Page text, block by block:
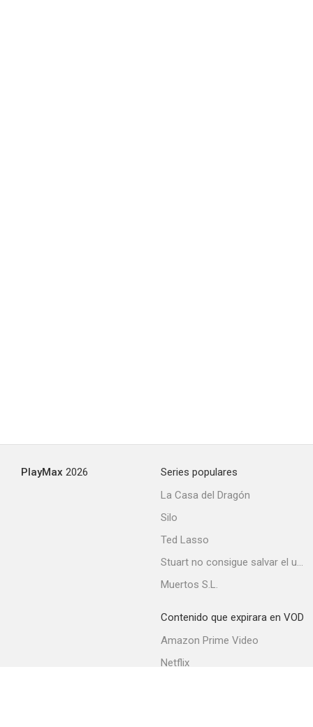
PlayMax 2026
Series populares
La Casa del Dragón
Silo
Ted Lasso
Stuart no consigue salvar el universo
Muertos S.L.
Contenido que expirara en VOD
Amazon Prime Video
Netflix